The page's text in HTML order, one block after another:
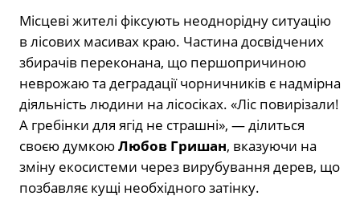
Місцеві жителі фіксують неоднорідну ситуацію
в лісових масивах краю. Частина досвідчених
збирачів переконана, що першопричиною
неврожаю та деградації чорничників є надмірна
діяльність людини на лісосіках. «Ліс повирізали!
А гребінки для ягід не страшні», — ділиться
своєю думкоюЛюбов Гришан, вказуючи на
зміну екосистеми через вирубування дерев, що
позбавляє кущі необхідного затінку.